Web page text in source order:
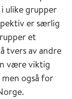
ulike grupper
er særlig
et
tvers av andre
være viktig
også for